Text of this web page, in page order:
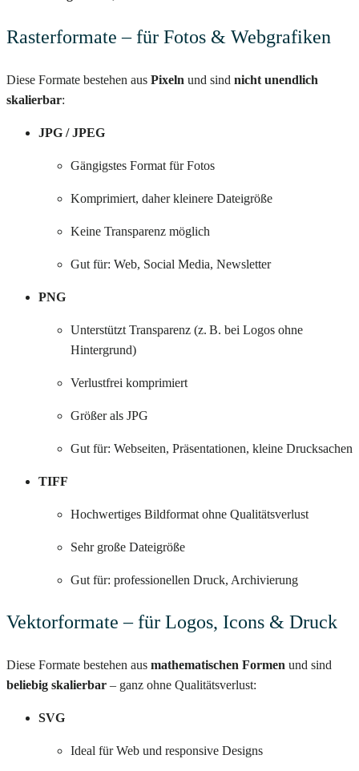
Rasterformate – für Fotos & Webgrafiken
Diese Formate bestehen aus Pixeln und sind nicht unendlich
skalierbar:
JPG / JPEG
Gängigstes Format für Fotos
Komprimiert, daher kleinere Dateigröße
Keine Transparenz möglich
Gut für: Web, Social Media, Newsletter
PNG
Unterstützt Transparenz (z. B. bei Logos ohne
Hintergrund)
Verlustfrei komprimiert
Größer als JPG
Gut für: Webseiten, Präsentationen, kleine Drucksachen
TIFF
Hochwertiges Bildformat ohne Qualitätsverlust
Sehr große Dateigröße
Gut für: professionellen Druck, Archivierung
Vektorformate – für Logos, Icons & Druck
Diese Formate bestehen aus mathematischen Formen und sind
beliebig skalierbar – ganz ohne Qualitätsverlust:
SVG
Ideal für Web und responsive Designs